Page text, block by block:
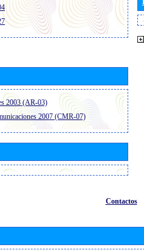
2003 (AR-03)
2007 (CMR-07)
Contactos